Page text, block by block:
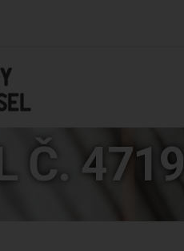
Č. 4719